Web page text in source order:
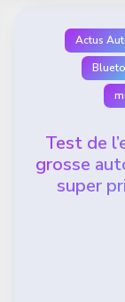
Actus
Test de
grosse
super